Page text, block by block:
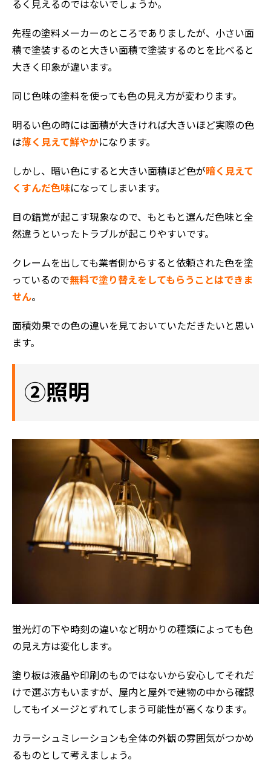
おすすめの塗装メニュー
るく見えるのではないでしょうか。
先程の塗料メーカーのところでありましたが、小さい面
積で塗装するのと大きい面積で塗装するのとを比べると
大きく印象が違います。
同じ色味の塗料を使っても色の見え方が変わります。
明るい色の時には面積が大きければ大きいほど実際の色
は薄く見えて鮮やかになります。
しかし、暗い色にすると大きい面積ほど色が暗く見えて
くすんだ色味になってしまいます。
目の錯覚が起こす現象なので、もともと選んだ色味と全
然違うといったトラブルが起こりやすいです。
クレームを出しても業者側からすると依頼された色を塗
っているので無料で塗り替えをしてもらうことはできま
せん。
面積効果での色の違いを見ておいていただきたいと思い
ます。
②照明
蛍光灯の下や時刻の違いなど明かりの種類によっても色
の見え方は変化します。
塗り板は液晶や印刷のものではないから安心してそれだ
けで選ぶ方もいますが、屋内と屋外で建物の中から確認
してもイメージとずれてしまう可能性が高くなります。
カラーシュミレーションも全体の外観の雰囲気がつかめ
るものとして考えましょう。